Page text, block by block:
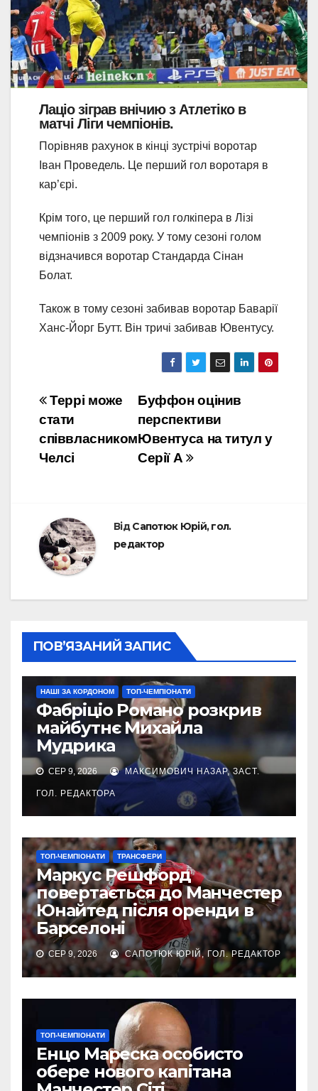
Лаціо зіграв внічию з Атлетіко в
матчі Ліги чемпіонів.
Порівняв рахунок в кінці зустрічі воротар
Іван Проведель. Це перший гол воротаря в
кар’єрі.
Крім того, це перший гол голкіпера в Лізі
чемпіонів з 2009 року. У тому сезоні голом
відзначився воротар Стандарда Сінан
Болат.
Також в тому сезоні забивав воротар Баварії
Ханс-Йорг Бутт. Він тричі забивав Ювентусу.
Навігація
записів
Буффон оцінив
перспективи
Ювентуса на титул у
Серії А
Террі може
стати
співвласником
Челсі
ВідСапотюк Юрій, гол.
редактор
ПОВ’ЯЗАНИЙ ЗАПИС
НАШІ ЗА КОРДОНОМ ТОП-ЧЕМПІОНАТИ
Фабріціо Романо розкрив
майбутнє Михайла
Мудрика
СЕР 9, 2026 МАКСИМОВИЧ НАЗАР, ЗАСТ.
ГОЛ. РЕДАКТОРА
ТОП-ЧЕМПІОНАТИ ТРАНСФЕРИ
Маркус Решфорд
повертається до Манчестер
Юнайтед після оренди в
Барселоні
СЕР 9, 2026 САПОТЮК ЮРІЙ, ГОЛ. РЕДАКТОР
ТОП-ЧЕМПІОНАТИ
Енцо Мареска особисто
обере нового капітана